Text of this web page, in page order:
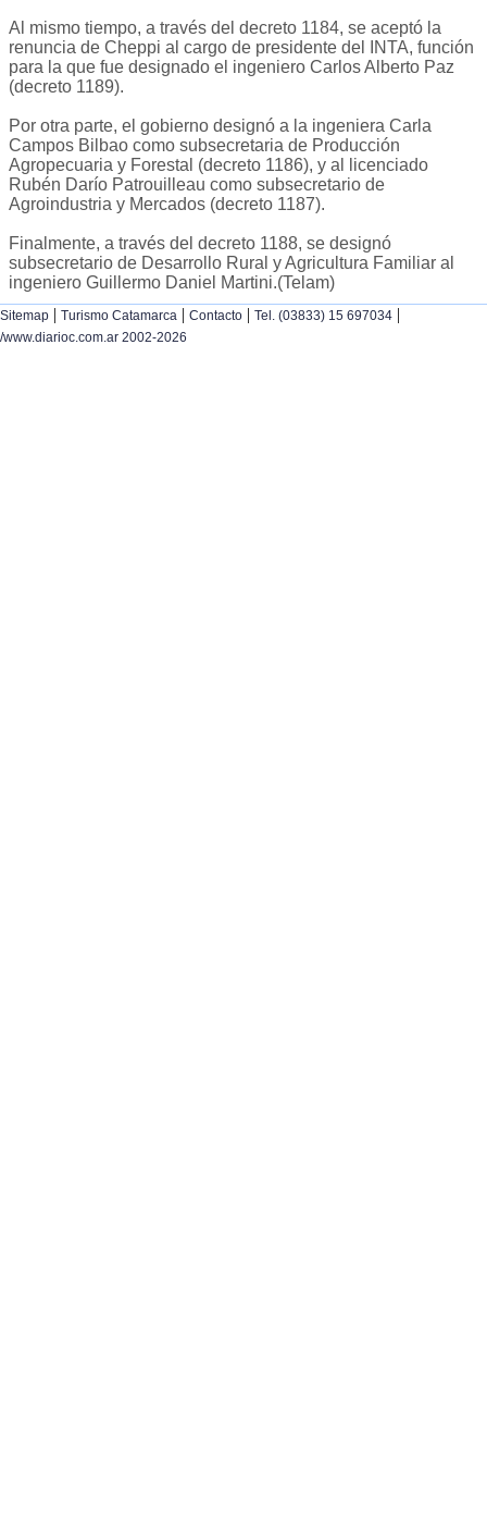
Al mismo tiempo, a través del decreto 1184, se aceptó la
renuncia de Cheppi al cargo de presidente del INTA, función
para la que fue designado el ingeniero Carlos Alberto Paz
(decreto 1189).
Por otra parte, el gobierno designó a la ingeniera Carla
Campos Bilbao como subsecretaria de Producción
Agropecuaria y Forestal (decreto 1186), y al licenciado
Rubén Darío Patrouilleau como subsecretario de
Agroindustria y Mercados (decreto 1187).
Finalmente, a través del decreto 1188, se designó
subsecretario de Desarrollo Rural y Agricultura Familiar al
ingeniero Guillermo Daniel Martini.(Telam)
Sitemap | Turismo Catamarca | Contacto | Tel. (03833) 15 697034 |
/www.diarioc.com.ar 2002-2026